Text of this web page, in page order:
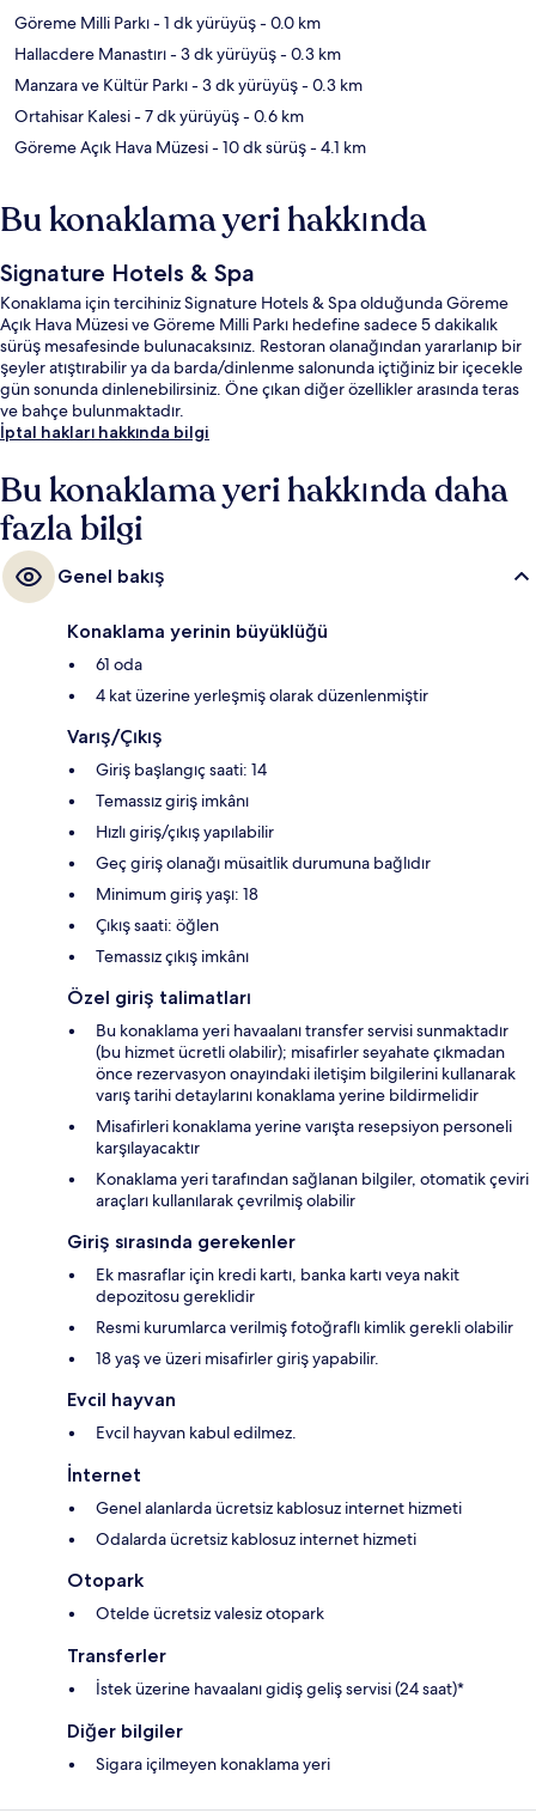
Göreme Milli Parkı- 1 dk yürüyüş- 0.0 km
Hallacdere Manastırı- 3 dk yürüyüş- 0.3 km
Manzara ve Kültür Parkı- 3 dk yürüyüş- 0.3 km
Ortahisar Kalesi- 7 dk yürüyüş- 0.6 km
Göreme Açık Hava Müzesi- 10 dk sürüş- 4.1 km
Bu konaklama yeri hakkında
Signature Hotels & Spa
Konaklama için tercihiniz Signature Hotels & Spa olduğunda Göreme
Açık Hava Müzesi ve Göreme Milli Parkı hedefine sadece 5 dakikalık
sürüş mesafesinde bulunacaksınız. Restoran olanağından yararlanıp bir
şeyler atıştırabilir ya da barda/dinlenme salonunda içtiğiniz bir içecekle
gün sonunda dinlenebilirsiniz. Öne çıkan diğer özellikler arasında teras
ve bahçe bulunmaktadır.
İptal hakları hakkında bilgi
Bu konaklama yeri hakkında daha
fazla bilgi
Genel bakış
Konaklama yerinin büyüklüğü
61 oda
4 kat üzerine yerleşmiş olarak düzenlenmiştir
Varış/Çıkış
Giriş başlangıç saati: 14
Temassız giriş imkânı
Hızlı giriş/çıkış yapılabilir
Geç giriş olanağı müsaitlik durumuna bağlıdır
Minimum giriş yaşı: 18
Çıkış saati: öğlen
Temassız çıkış imkânı
Özel giriş talimatları
Bu konaklama yeri havaalanı transfer servisi sunmaktadır
(bu hizmet ücretli olabilir); misafirler seyahate çıkmadan
önce rezervasyon onayındaki iletişim bilgilerini kullanarak
varış tarihi detaylarını konaklama yerine bildirmelidir
Misafirleri konaklama yerine varışta resepsiyon personeli
karşılayacaktır
Konaklama yeri tarafından sağlanan bilgiler, otomatik çeviri
araçları kullanılarak çevrilmiş olabilir
Giriş sırasında gerekenler
Ek masraflar için kredi kartı, banka kartı veya nakit
depozitosu gereklidir
Resmi kurumlarca verilmiş fotoğraflı kimlik gerekli olabilir
18 yaş ve üzeri misafirler giriş yapabilir.
Evcil hayvan
Evcil hayvan kabul edilmez.
İnternet
Genel alanlarda ücretsiz kablosuz internet hizmeti
Odalarda ücretsiz kablosuz internet hizmeti
Otopark
Otelde ücretsiz valesiz otopark
Transferler
İstek üzerine havaalanı gidiş geliş servisi (24 saat)*
Diğer bilgiler
Sigara içilmeyen konaklama yeri